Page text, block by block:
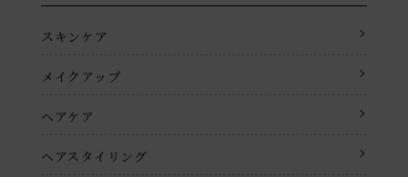
スキンケア
メイクアップ
ヘアケア
ヘアスタイリング